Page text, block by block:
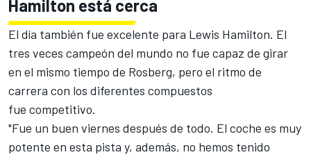
Hamilton está cerca
El día también fue excelente para Lewis Hamilton. El
tres veces campeón del mundo no fue capaz de girar
en el mismo tiempo de Rosberg, pero el ritmo de
carrera con los diferentes compuestos
fue competitivo.
"Fue un buen viernes después de todo. El coche es muy
potente en esta pista y, además, no hemos tenido